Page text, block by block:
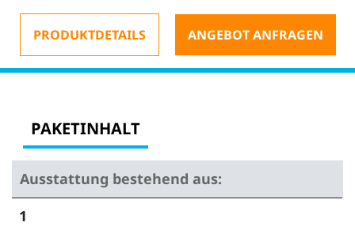
PRODUKTDETAILS ANGEBOT ANFRAGEN
PAKETINHALT
Ausstattung bestehend aus:
1